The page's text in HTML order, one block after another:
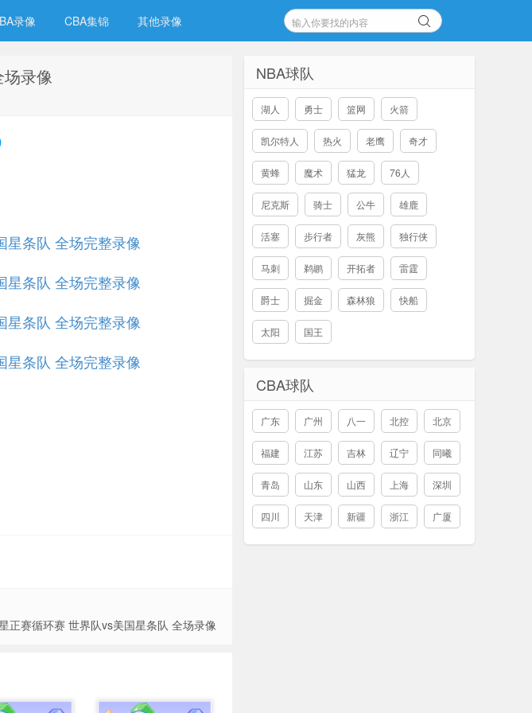
录像 CBA集锦 其他录像
录像
星条队 全场完整录像
星条队 全场完整录像
星条队 全场完整录像
星条队 全场完整录像
正赛循环赛 世界队vs美国星条队 全场录像
NBA球队
湖人 勇士 篮网 火箭
凯尔特人 热火 老鹰 奇才
黄蜂 魔术 猛龙 76人
尼克斯 骑士 公牛 雄鹿
活塞 步行者 灰熊 独行侠
马刺 鹈鹕 开拓者 雷霆
爵士 掘金 森林狼 快船
太阳 国王
CBA球队
广东 广州 八一 北控 北京
福建 江苏 吉林 辽宁 同曦
青岛 山东 山西 上海 深圳
四川 天津 新疆 浙江 广厦